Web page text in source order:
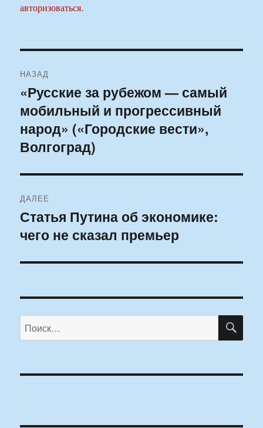
авторизоваться.
по
записям
НАЗАД
Предыдущая
запись:
«Русские за рубежом — самый
мобильный и прогрессивный
народ» («Городские вести»,
Волгоград)
ДАЛЕЕ
Следующая
запись:
Статья Путина об экономике:
чего не сказал премьер
Искать: